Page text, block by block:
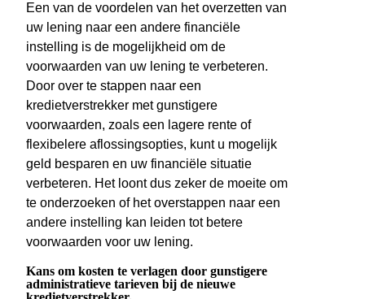
Een van de voordelen van het overzetten van
uw lening naar een andere financiële
instelling is de mogelijkheid om de
voorwaarden van uw lening te verbeteren.
Door over te stappen naar een
kredietverstrekker met gunstigere
voorwaarden, zoals een lagere rente of
flexibelere aflossingsopties, kunt u mogelijk
geld besparen en uw financiële situatie
verbeteren. Het loont dus zeker de moeite om
te onderzoeken of het overstappen naar een
andere instelling kan leiden tot betere
voorwaarden voor uw lening.
Kans om kosten te verlagen door gunstigere
administratieve tarieven bij de nieuwe